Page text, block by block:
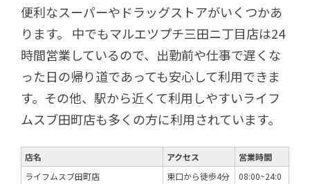
便利なスーパーやドラッグストアがいくつかあ
ります。 中でもマルエツプチ三田ニ丁目店は24
時間営業しているので、出勤前や仕事で遅くな
った日の帰り道であっても安心して利用できま
す。その他、駅から近くて利用しやすいライフ
ムスブ田町店も多くの方に利用されています。
店名 アクセス
営業時間
ライフムスブ田町店
東口から徒歩4分
08:00~24:0